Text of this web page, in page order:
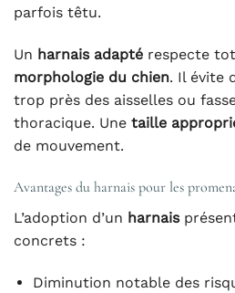
parfois têtu.
Un harnais adapté respecte
morphologie du chien. Il évite
trop près des aisselles ou
thoracique. Une taille
de mouvement.
Avantages du harnais pour les
L’adoption d’un harnais
concrets :
Diminution notable des